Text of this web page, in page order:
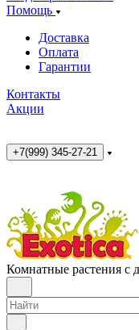
Помощь
Доставка
Оплата
Гарантии
Контакты
Акции
+7(999) 345-27-21
Комнатные растения с